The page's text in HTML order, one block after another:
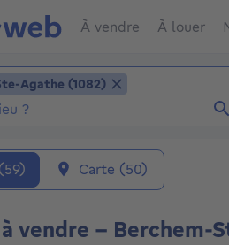
À vendre À louer
déjà sélectionnées:
Agathe (1082)
Agathe (1082)
(59) Carte (50)
vendre - Berchem-